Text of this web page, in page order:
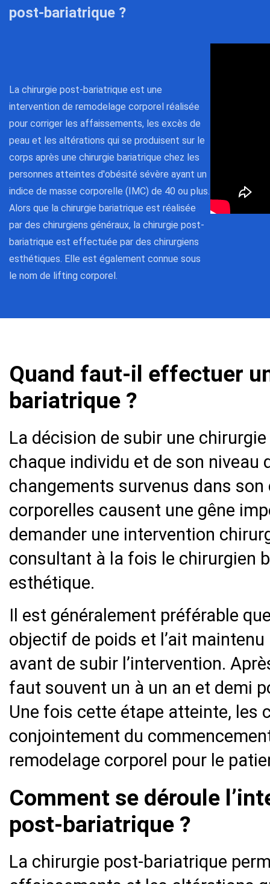
post-bariatrique ?
La chirurgie post-bariatrique est une
intervention de remodelage corporel réalisée
pour corriger les affaissements, les excès de
peau et les altérations qui se produisent sur le
corps après une chirurgie bariatrique chez les
personnes atteintes d'obésité sévère ayant un
indice de masse corporelle (IMC) de 40 ou plus.
Alors que la chirurgie bariatrique est réalisée
par des chirurgiens généraux, la chirurgie post-
bariatrique est effectuée par des chirurgiens
esthétiques. Elle est également connue sous
le nom de lifting corporel.
Quand faut-il effectuer
bariatrique ?
La décision de subir une
chaque individu et de son
changements survenus dans
corporelles causent une gêne
demander une intervention
consultant à la fois le chirurgien
esthétique.
Il est généralement préférable
objectif de poids et l’ait
avant de subir l’intervention.
faut souvent un à un an et demi
Une fois cette étape atteinte, les
conjointement du
remodelage corporel pour le
Comment se déroule
post-bariatrique ?
La chirurgie post-bariatrique